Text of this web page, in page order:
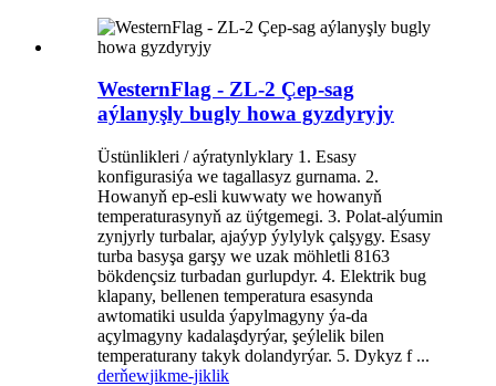
WesternFlag - ZL-2 Çep-sag
aýlanyşly bugly howa gyzdyryjy
Üstünlikleri / aýratynlyklary 1. Esasy
konfigurasiýa we tagallasyz gurnama. 2.
Howanyň ep-esli kuwwaty we howanyň
temperaturasynyň az üýtgemegi. 3. Polat-alýumin
zynjyrly turbalar, ajaýyp ýylylyk çalşygy. Esasy
turba basyşa garşy we uzak möhletli 8163
bökdençsiz turbadan gurlupdyr. 4. Elektrik bug
klapany, bellenen temperatura esasynda
awtomatiki usulda ýapylmagyny ýa-da
açylmagyny kadalaşdyrýar, şeýlelik bilen
temperaturany takyk dolandyrýar. 5. Dykyz f ...
derňewjikme-jiklik